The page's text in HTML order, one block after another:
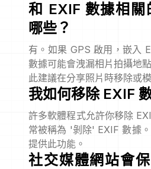
和 EXIF 數據相
哪些？
有。如果 GPS 啟用，嵌入
數據可能會洩漏相片拍攝地
此建議在分享照片時移除或
我如何移除 EXIF
許多軟體程式允許你移除
常被稱為 '剝除' EXIF 數據
提供此功能。
社交媒體網站會